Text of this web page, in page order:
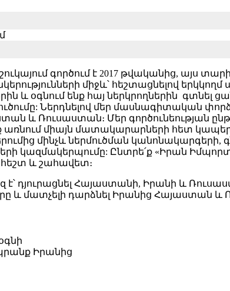
գործում է 2017 թվականից, այս
միջև՝ հեշտացնելով երկկողմ
և օգնում ենք հայ ներկրողներին
Ներդնելով մեր մասնագիտական
և Ռուսաստան։ Մեր գործունեության
առնում միայն մատակարարների հետ
մինչև ներմուծման կանոնակարգերի,
կազմակերպումը: Ընտրե՛ք «Իրան Իմպորտ
և շահավետ։
է՝ դյուրացնել Հայաստանի, Իրանի և
և մատչելի դարձնել Իրանից Հայաստան
Իրանից